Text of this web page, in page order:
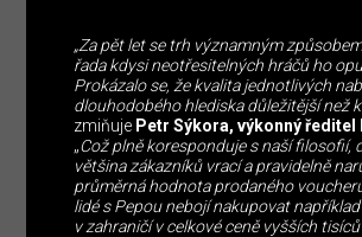
„Za pět let se trh významným
řada kdysi neotřesitelných hráčů ho
Prokázalo se, že kvalita jednotlivých
dlouhodobého hlediska důležitější než
zmiňuje Petr Sýkora, výkonný ředitel
„Což plně koresponduje s naší filosofií,
většina zákazníků vrací a pravidelně
průměrná hodnota prodaného
lidé s Pepou nebojí nakupovat
v zahraničí v celkové ceně vyšších tisíců